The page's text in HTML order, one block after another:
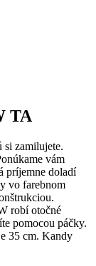
TA
zamilujete.
vám
príjemne doladí
vo farebnom
robí otočné
pomocou páčky.
35 cm. Kandy